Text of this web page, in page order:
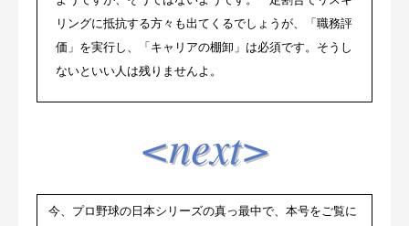
リングに抵抗する方々も出てくるでしょうが、「職務評
価」を実行し、「キャリアの棚卸」は必須です。そうし
ないといい人は残りませんよ。
<next>
今、プロ野球の日本シリーズの真っ最中で、本号をご覧に